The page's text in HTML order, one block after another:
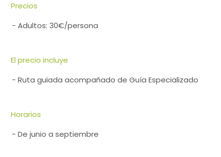
Precios
- Adultos: 30€/persona
El precio incluye
- Ruta guiada acompañado de Guía Especializado
Horarios
- De junio a septiembre